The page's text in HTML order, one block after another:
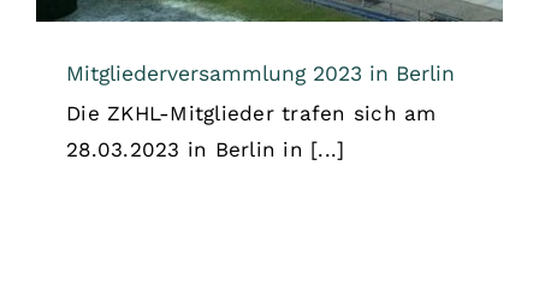
Mitgliederversammlung 2023 in Berlin
Die ZKHL-Mitglieder trafen sich am
28.03.2023 in Berlin in [...]